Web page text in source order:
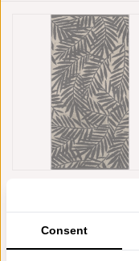
6267, VANAF
€7,95
Consent